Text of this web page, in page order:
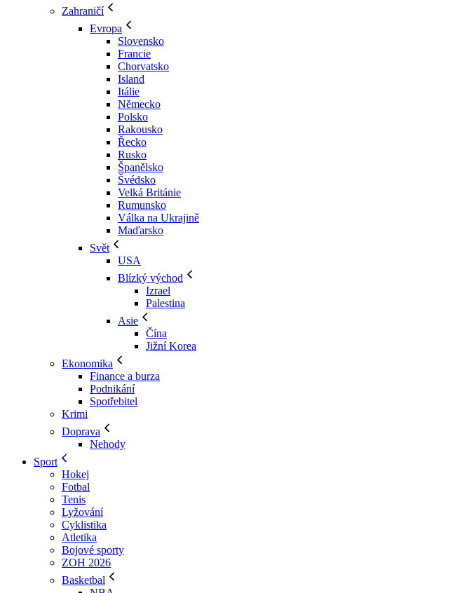
Zahraničí
Evropa
Slovensko
Francie
Chorvatsko
Island
Itálie
Německo
Polsko
Rakousko
Řecko
Rusko
Španělsko
Švédsko
Velká Británie
Rumunsko
Válka na Ukrajině
Maďarsko
Svět
USA
Blízký východ
Izrael
Palestina
Asie
Čína
Jižní Korea
Ekonomika
Finance a burza
Podnikání
Spotřebitel
Krimi
Doprava
Nehody
Sport
Hokej
Fotbal
Tenis
Lyžování
Cyklistika
Atletika
Bojové sporty
ZOH 2026
Basketbal